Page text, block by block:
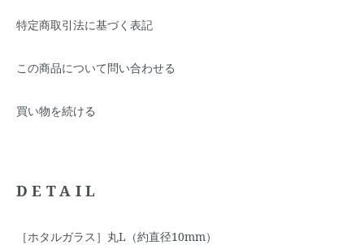
特定商取引法に基づく表記
この商品について問い合わせる
買い物を続ける
DETAIL
［ホタルガラス］丸L（約直径10mm）